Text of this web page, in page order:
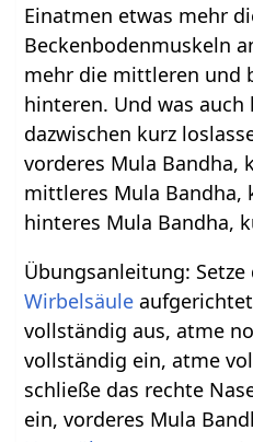
Einatmen etwas mehr
Beckenbodenmuskeln
mehr die mittleren und
hinteren. Und was
dazwischen kurz
vorderes Mula Bandha,
mittleres Mula Bandha,
hinteres Mula Bandha,
Übungsanleitung:
Wirbelsäule
vollständig aus, atme
vollständig ein, atme
schließe das rechte
ein, vorderes Mula